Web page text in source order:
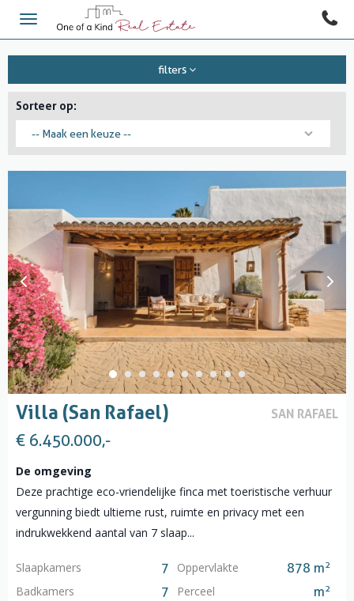
filters
Sorteer op:
-- Maak een keuze --
Villa (San Rafael) SAN RAFAEL
€ 6.450.000,-
De omgeving
Deze prachtige eco-vriendelijke finca met toeristische verhuur
vergunning biedt ultieme rust, ruimte en privacy met een
indrukwekkend aantal van 7 slaap...
Slaapkamers 7 Oppervlakte 878 m2
Badkamers 7 Perceel m2